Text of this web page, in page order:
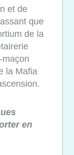
et de
que
de la
maçon
la Mafia
en